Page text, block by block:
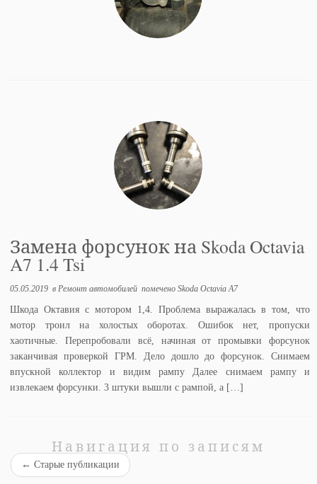
Замена форсунок на Skoda Octavia
A7 1.4 Tsi
05.05.2019 в Ремонт автомобилей помеченоSkoda Octavia A7
Шкода Октавия с мотором 1,4. Проблема выражалась в том, что
мотор троил на холостых оборотах. Ошибок нет, пропуски
хаотичные. Перепробовали всё, начиная от промывки форсунок
заканчивая проверкой ГРМ. Дело дошло до форсунок. Снимаем
впускной коллектор и видим рампу Далее снимаем рампу и
извлекаем форсунки. 3 штуки вышли с рампой, а […]
Навигация по записям
← Старые публикации